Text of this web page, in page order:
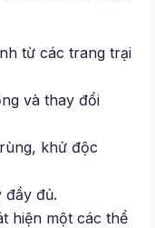
từ các trang trại
và thay đổi
khử độc
đầy đủ.
hiện một các thể